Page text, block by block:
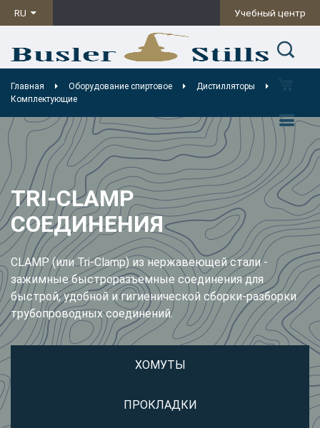
RU Учебный центр
Главная Оборудование спиртовое
Дистилляторы
Комплектующие
TRI-CLAMP
СОЕДИНЕНИЯ
CLAMP (или Tri-Clamp) из нержавеющей стали -
зажимные быстроразъемные соединения для
быстрой, удобной и гигиенической сборки-разборки
трубопроводных соединений.
ХОМУТЫ
ПРОКЛАДКИ